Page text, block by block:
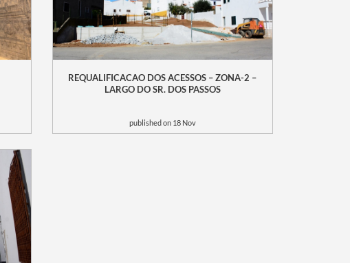
REQUALIFICACAO DOS ACESSOS – ZONA-2 –
LARGO DO SR. DOS PASSOS
published on 18 Nov